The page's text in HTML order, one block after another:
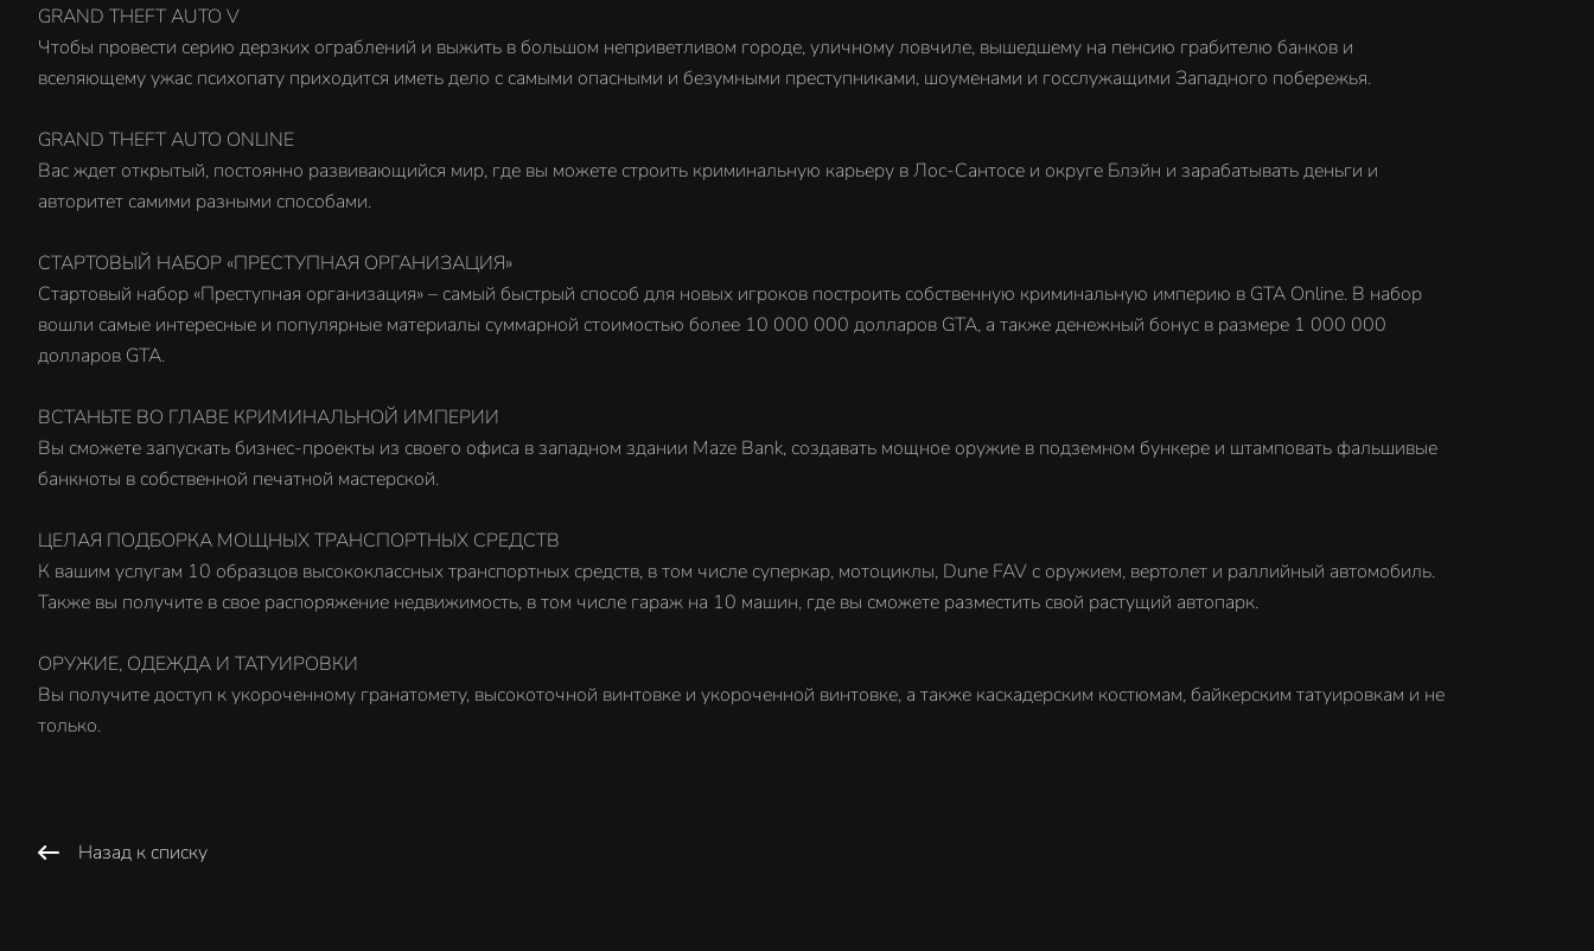
GRAND THEFT AUTO V
Чтобы провести серию дерзких ограблений и выжить в большом неприветливом городе, уличному ловчиле, вышедшему на пенсию грабителю банков и
вселяющему ужас психопату приходится иметь дело с самыми опасными и безумными преступниками, шоуменами и госслужащими Западного побережья.
GRAND THEFT AUTO ONLINE
Вас ждет открытый, постоянно развивающийся мир, где вы можете строить криминальную карьеру в Лос-Сантосе и округе Блэйн и зарабатывать деньги и
авторитет самими разными способами.
СТАРТОВЫЙ НАБОР «ПРЕСТУПНАЯ ОРГАНИЗАЦИЯ»
Стартовый набор «Преступная организация» – самый быстрый способ для новых игроков построить собственную криминальную империю в GTA Online. В набор
вошли самые интересные и популярные материалы суммарной стоимостью более 10 000 000 долларов GTA, а также денежный бонус в размере 1 000 000
долларов GTA.
ВСТАНЬТЕ ВО ГЛАВЕ КРИМИНАЛЬНОЙ ИМПЕРИИ
Вы сможете запускать бизнес-проекты из своего офиса в западном здании Maze Bank, создавать мощное оружие в подземном бункере и штамповать фальшивые
банкноты в собственной печатной мастерской.
ЦЕЛАЯ ПОДБОРКА МОЩНЫХ ТРАНСПОРТНЫХ СРЕДСТВ
К вашим услугам 10 образцов высококлассных транспортных средств, в том числе суперкар, мотоциклы, Dune FAV с оружием, вертолет и раллийный автомобиль.
Также вы получите в свое распоряжение недвижимость, в том числе гараж на 10 машин, где вы сможете разместить свой растущий автопарк.
ОРУЖИЕ, ОДЕЖДА И ТАТУИРОВКИ
Вы получите доступ к укороченному гранатомету, высокоточной винтовке и укороченной винтовке, а также каскадерским костюмам, байкерским татуировкам и не
только.
Назад к списку